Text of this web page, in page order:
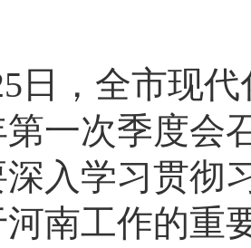
日，全市现
第一次季度会
入学习贯彻
南工作的重